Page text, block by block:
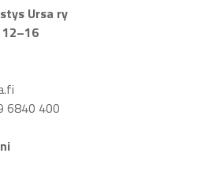
Ursa ry
6840 400